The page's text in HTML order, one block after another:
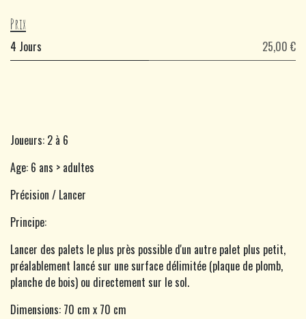
Prix
4 Jours 25,00 €
Joueurs: 2 à 6
Age: 6 ans > adultes
Précision / Lancer
Principe:
Lancer des palets le plus près possible d'un autre palet plus petit,
préalablement lancé sur une surface délimitée (plaque de plomb,
planche de bois) ou directement sur le sol.
Dimensions: 70 cm x 70 cm